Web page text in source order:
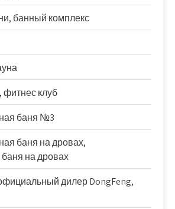
банный комплекс
фитнес клуб
баня №3
баня на дровах,
на дровах
дилер DongFeng,